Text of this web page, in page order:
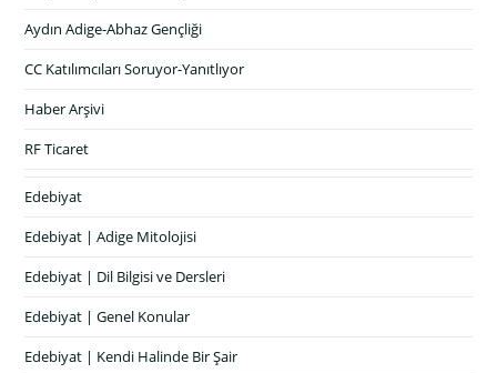
Aydın Adige-Abhaz Gençliği
CC Katılımcıları Soruyor-Yanıtlıyor
Haber Arşivi
RF Ticaret
Edebiyat
Edebiyat | Adige Mitolojisi
Edebiyat | Dil Bilgisi ve Dersleri
Edebiyat | Genel Konular
Edebiyat | Kendi Halinde Bir Şair